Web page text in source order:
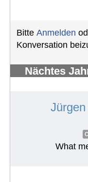
Bitte Anmelden
Konversation
Nächtes
What